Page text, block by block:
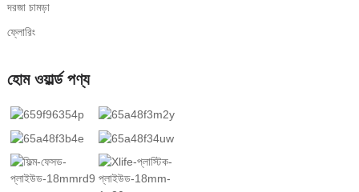
দরজা চামড়া
ফ্লোরিং
হোম ওয়ার্ল্ড পণ্য